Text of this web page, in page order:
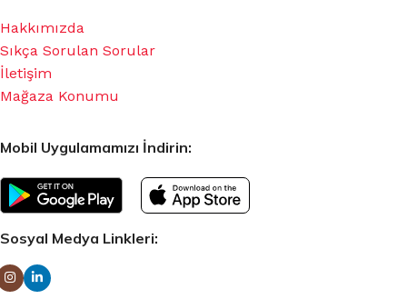
Hakkımızda
Sıkça Sorulan Sorular
İletişim
Mağaza Konumu
Mobil Uygulamamızı İndirin:
Sosyal Medya Linkleri: